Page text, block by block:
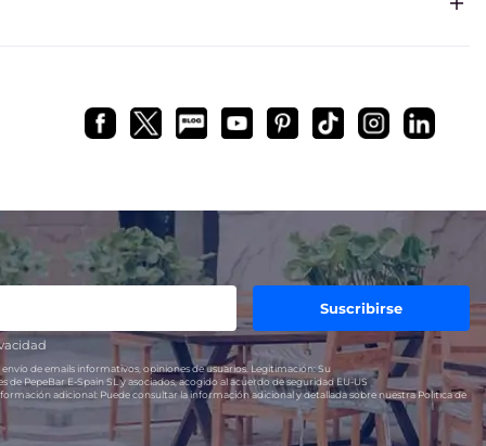
Suscribirse
de emails informativos, opiniones de usuarios. Legitimación: Su
de PepeBar E-Spain SL y asociados, acogido al acuerdo de seguridad EU-US
adicional:Puede consultar la información adicional y detallada sobre nuestra Política de